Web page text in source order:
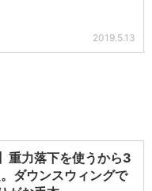
2019.5.13
重力落下を使うから3
ダウンスウィングで